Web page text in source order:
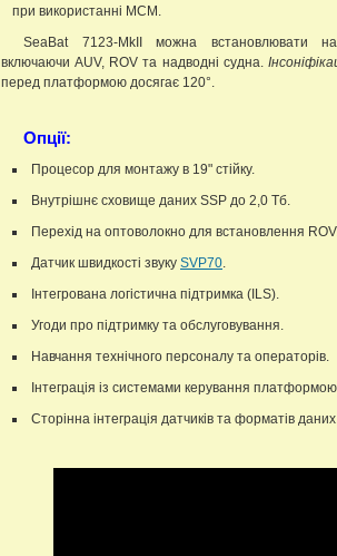
при використанні MCM.
SeaBat 7123-MkII можна встановлювати
включаючи AUV, ROV та надводні судна.
перед платформою досягає 120°.
Опції:
Процесор для монтажу в 19" стійку.
Внутрішнє сховище даних SSP до 2,0 Тб.
Перехід на оптоволокно для встановлення
Датчик швидкості звуку SVP70.
Інтегрована логістична підтримка (ILS).
Угоди про підтримку та обслуговування.
Навчання технічного персоналу та операторів.
Інтеграція із системами керування
Сторінна інтеграція датчиків та форматів